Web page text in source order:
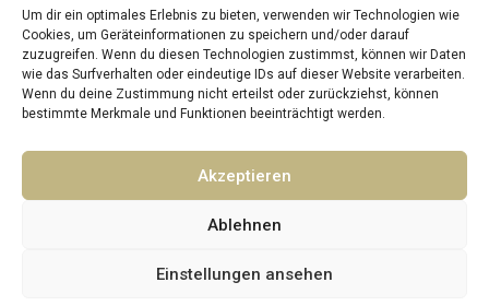
Um dir ein optimales Erlebnis zu bieten, verwenden wir Technologien wie
Cookies, um Geräteinformationen zu speichern und/oder darauf
zuzugreifen. Wenn du diesen Technologien zustimmst, können wir Daten
wie das Surfverhalten oder eindeutige IDs auf dieser Website verarbeiten.
Wenn du deine Zustimmung nicht erteilst oder zurückziehst, können
bestimmte Merkmale und Funktionen beeinträchtigt werden.
Akzeptieren
Ablehnen
Einstellungen ansehen
SEIN und WIRKEN
Akademie und Forschungsverein für
ganzheitliches Leben
© Sein und Wirken – Alle Rechte vorbehalten.
Impressum